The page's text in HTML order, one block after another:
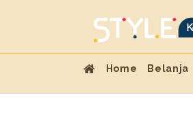
Home Belanja